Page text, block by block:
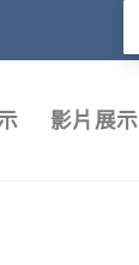
影片展示